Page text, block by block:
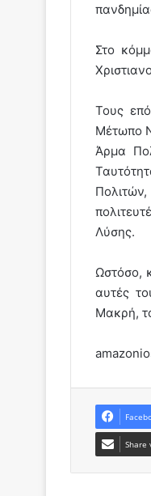
Στο
Τους
Μέτωπο
Άρμα
Λύσης.
Ωστόσο,
αυτές
Μακρή,
Share